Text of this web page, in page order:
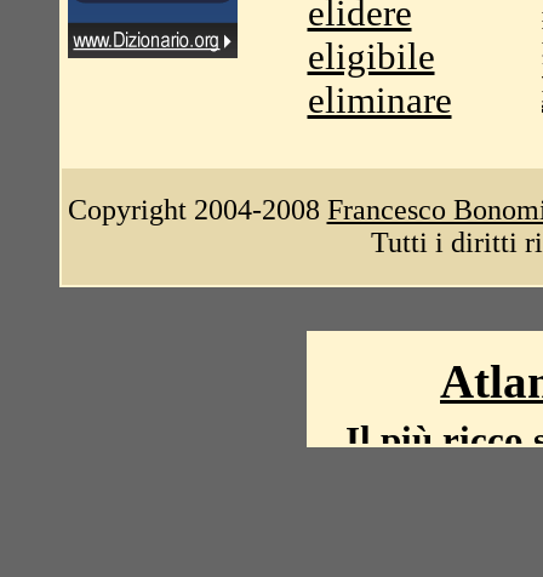
elidere
eligibile
eliminare
Copyright 2004-2008 Francesco
Tutti i diritti
Il più ricco